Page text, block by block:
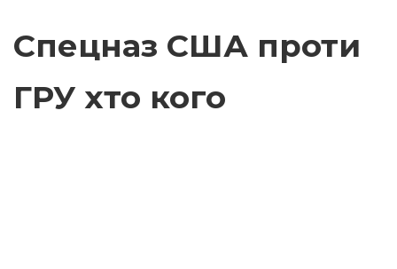
Спецназ США проти
ГРУ хто кого